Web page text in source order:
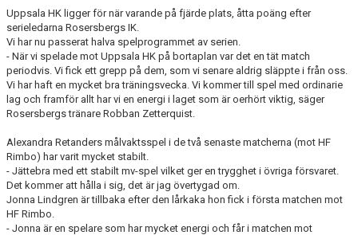
Uppsala HK ligger för när varande på fjärde plats, åtta poäng efter
serieledarna Rosersbergs IK.
Vi har nu passerat halva spelprogrammet av serien.
- När vi spelade mot Uppsala HK på bortaplan var det en tät match
periodvis. Vi fick ett grepp på dem, som vi senare aldrig släppte i från oss.
Vi har haft en mycket bra träningsvecka. Vi kommer till spel med ordinarie
lag och framför allt har vi en energi i laget som är oerhört viktig, säger
Rosersbergs tränare Robban Zetterquist.
Alexandra Retanders målvaktsspel i de två senaste matcherna (mot HF
Rimbo) har varit mycket stabilt.
- Jättebra med ett stabilt mv-spel vilket ger en trygghet i övriga försvaret.
Det kommer att hålla i sig, det är jag övertygad om.
Jonna Lindgren är tillbaka efter den lårkaka hon fick i första matchen mot
HF Rimbo.
- Jonna är en spelare som har mycket energi och får i matchen mot